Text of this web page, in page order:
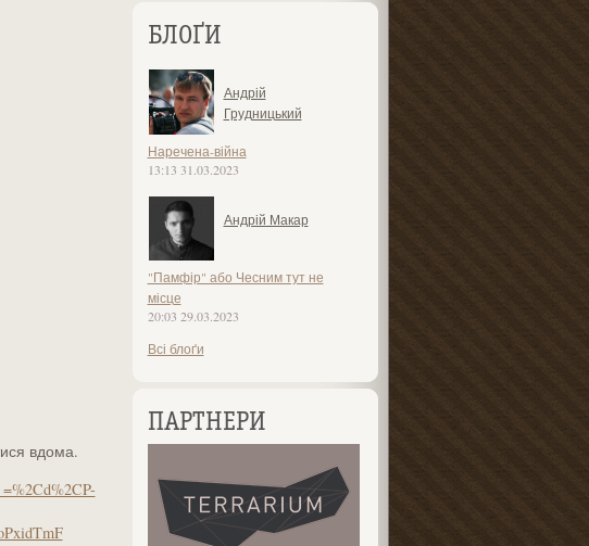
БЛОҐИ
Андрій
Грудницький
Наречена-війна
13:13 31.03.2023
Андрій Макар
"Памфір" або Чесним тут не
місце
20:03 29.03.2023
Всі блоґи
ПАРТНЕРИ
вдома.